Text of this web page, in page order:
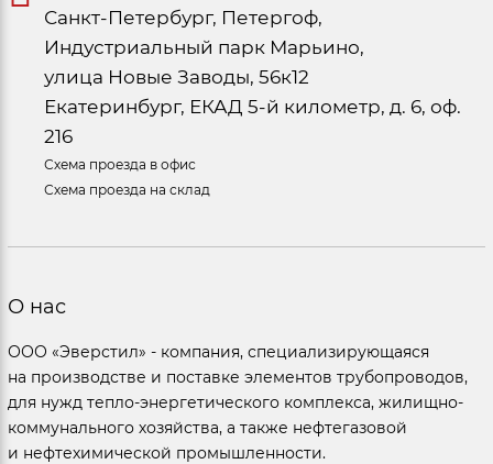
Санкт-Петербург, Петергоф,
Индустриальный парк Марьино,
улица Новые Заводы, 56к12
Екатеринбург, ЕКАД 5-й километр, д. 6, оф.
216
Схема проезда в офис
Схема проезда на склад
О нас
ООО «Эверстил» - компания, специализирующаяся
на производстве и поставке элементов трубопроводов,
для нужд тепло-энергетического комплекса, жилищно-
коммунального хозяйства, а также нефтегазовой
и нефтехимической промышленности.